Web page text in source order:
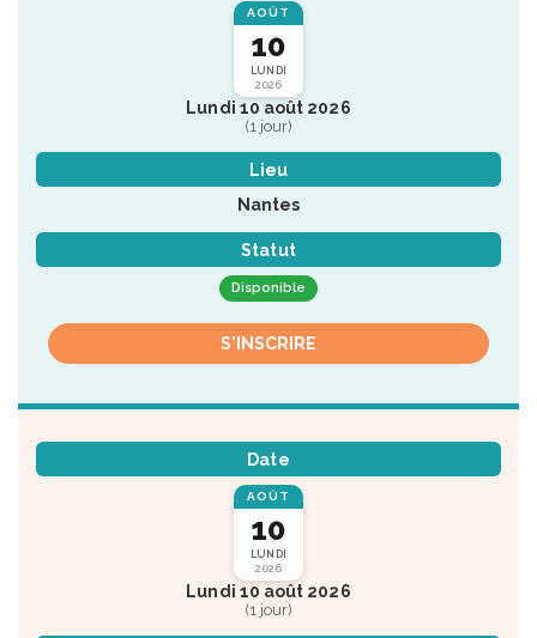
AOÛT
10
LUNDI
2026
Lundi 10 août 2026
(1 jour)
Lieu
Nantes
Statut
Disponible
S'INSCRIRE
Date
AOÛT
10
LUNDI
2026
Lundi 10 août 2026
(1 jour)